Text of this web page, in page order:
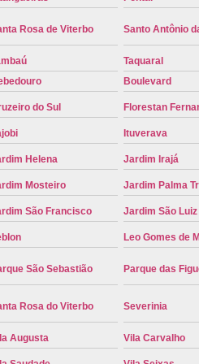
Placa de um Carro
Placa Verde no Carro
Veicular
Placa Veicular
Placa Veicular Cinza
Placa Veicular Nova
Preto
Placa Veicular Verde
Automotiva
Reforma de
Automotiva Ribeirão Preto
Reforma Placa
Placa Automotiva
Serviço
Placa Veicular
Troca de Placa
Rosa de Viterbo Santo Antônio
Taquaral
Boulevard
do Sul Florestan
Ituverava
Helena Jardim Irajá
Mosteiro Jardim Palma
São Francisco Jardim São Luiz
Leo Gomes de
São Sebastião Parque das
Rosa do Viterbo Severinia
Augusta Vila Carvalho